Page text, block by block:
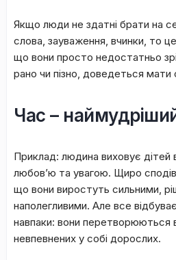
Якщо люди не здатні брати на
слова, зауваження, вчинки, то
що вони просто недостатньо
рано чи пізно, доведеться мати
Час –
Приклад: людина виховує дітей
любов’ю та увагою. Щиро
що вони виростуть сильними,
наполегливими. Але все
навпаки: вони перетворюються
невпевнених у собі дорослих.